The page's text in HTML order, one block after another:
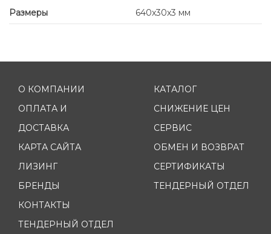
Размеры 640x30x3 мм
О КОМПАНИИ
ОПЛАТА И
ДОСТАВКА
КАРТА САЙТА
ЛИЗИНГ
БРЕНДЫ
КОНТАКТЫ
ТЕНДЕРНЫЙ ОТДЕЛ
КАТАЛОГ
СНИЖЕНИЕ ЦЕН
СЕРВИС
ОБМЕН И ВОЗВРАТ
СЕРТИФИКАТЫ
ТЕНДЕРНЫЙ ОТДЕЛ